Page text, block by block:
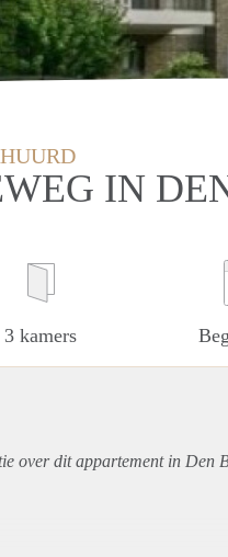
IN
3 kamers
over ditappartementin Den